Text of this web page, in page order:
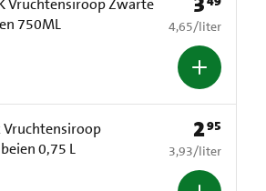
Vruchtensiroop Zwarte
750ML
€ 4,65 per liter
4,65/liter
Vruchtensiroop
0,75 L
Prijs: € 2,95
295
€ 3,93 per liter
3,93/liter